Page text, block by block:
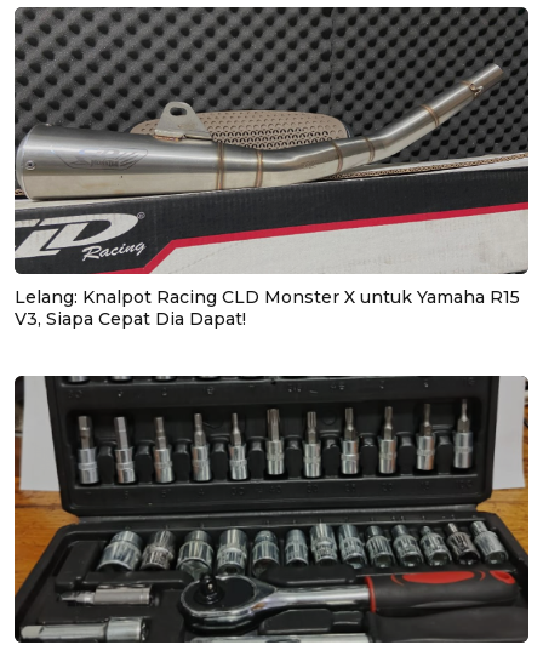
Lelang: Knalpot Racing CLD Monster X untuk Yamaha R15
V3, Siapa Cepat Dia Dapat!